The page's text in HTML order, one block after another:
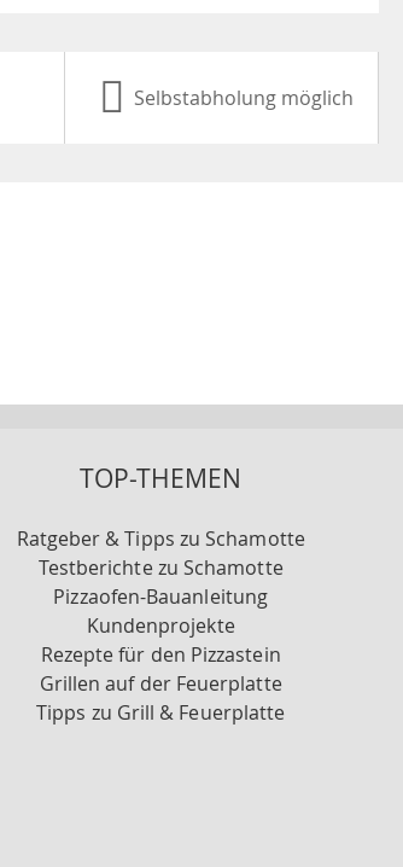
Selbstabholung möglich
TOP-THEMEN
Ratgeber & Tipps zu Schamotte
Testberichte zu Schamotte
Pizzaofen-Bauanleitung
Kundenprojekte
Rezepte für den Pizzastein
Grillen auf der Feuerplatte
Tipps zu Grill & Feuerplatte